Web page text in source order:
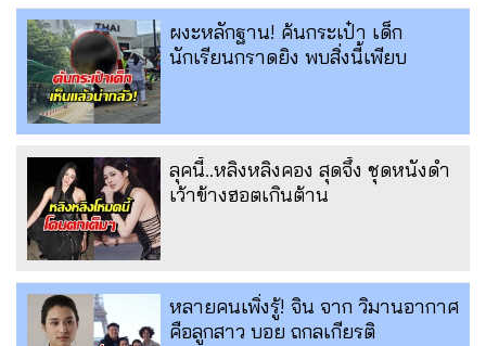
ผงะหลักฐาน! ค้นกระเป๋า เด็ก
นักเรียนกราดยิง พบสิ่งนี้เพียบ
ลุคนี้..หลิงหลิงคอง สุดจึ้ง ชุดหนังดำ
เว้าข้างฮอตเกินต้าน
หลายคนเพิ่งรู้! จิน จาก วิมานอากาศ
คือลูกสาว บอย ถกลเกียรติ